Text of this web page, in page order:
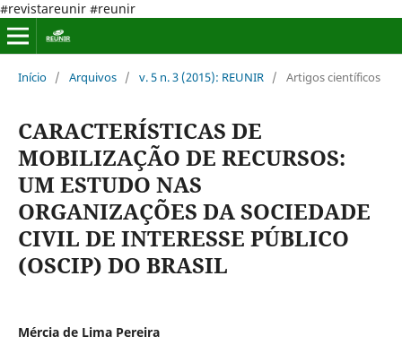
#revistareunir #reunir
Início / Arquivos / v. 5 n. 3 (2015): REUNIR / Artigos científicos
CARACTERÍSTICAS DE
MOBILIZAÇÃO DE RECURSOS:
UM ESTUDO NAS
ORGANIZAÇÕES DA SOCIEDADE
CIVIL DE INTERESSE PÚBLICO
(OSCIP) DO BRASIL
Mércia de Lima Pereira